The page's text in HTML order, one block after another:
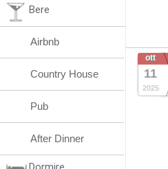
ott
11
2025
Bere
Airbnb
Country House
Pub
After Dinner